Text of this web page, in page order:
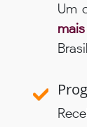
Um